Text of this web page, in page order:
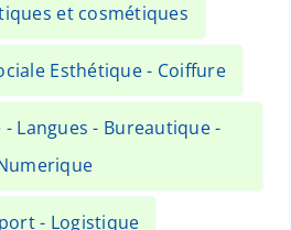
et cosmétiques
Esthétique - Coiffure
Langues - Bureautique -
- Logistique